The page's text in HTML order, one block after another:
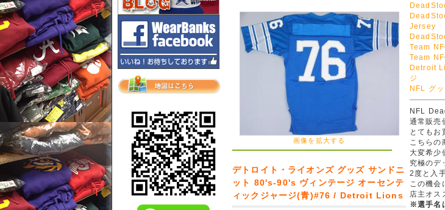
画像を拡大する
デトロイト・ライオンズ グッズ サンドニ
ット 80's-90's ヴィンテージ オーセンテ
ィックジャージ(青)#76 / Detroit Lions
Jersey
Team
Team
Detroit
ジ
NFL グ
NFL
通常販売
とてもお
こちらの
大変希少
究極のデ
2度と入
この機会
店主オ
※選手名